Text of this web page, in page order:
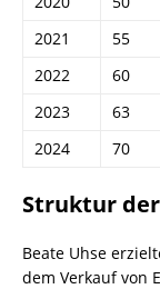
2021
55
2022
60
2023
63
2024
70
Struktur
Beate Uhse
dem Verkauf von